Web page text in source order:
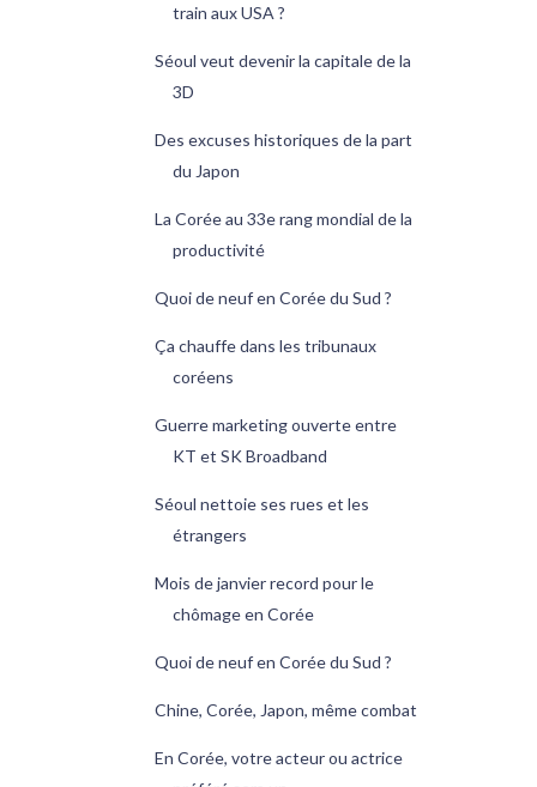
train aux USA ?
Séoul veut devenir la capitale de la
3D
Des excuses historiques de la part
du Japon
La Corée au 33e rang mondial de la
productivité
Quoi de neuf en Corée du Sud ?
Ça chauffe dans les tribunaux
coréens
Guerre marketing ouverte entre
KT et SK Broadband
Séoul nettoie ses rues et les
étrangers
Mois de janvier record pour le
chômage en Corée
Quoi de neuf en Corée du Sud ?
Chine, Corée, Japon, même combat
En Corée, votre acteur ou actrice